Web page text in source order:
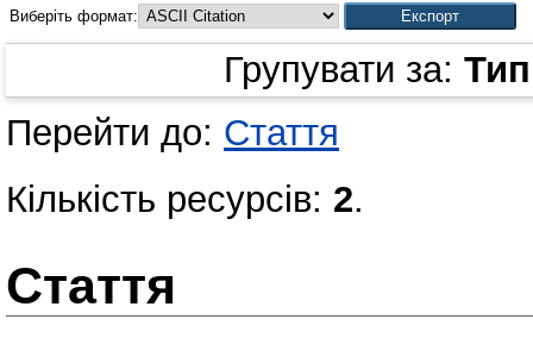
Виберіть формат:
Групувати за:
Перейти до: Стаття
Кількість ресурсів: 2.
Стаття